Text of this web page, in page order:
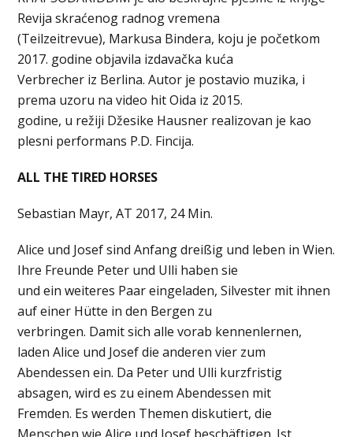
Revija skraćenog radnog vremena
(Teilzeitrevue), Markusa Bindera, koju je početkom
2017. godine objavila izdavačka kuća
Verbrecher iz Berlina. Autor je postavio muzika, i
prema uzoru na video hit Oida iz 2015.
godine, u režiji Džesike Hausner realizovan je kao
plesni performans P.D. Fincija.
ALL THE TIRED HORSES
Sebastian Mayr, AT 2017, 24 Min.
Alice und Josef sind Anfang dreißig und leben in Wien.
Ihre Freunde Peter und Ulli haben sie
und ein weiteres Paar eingeladen, Silvester mit ihnen
auf einer Hütte in den Bergen zu
verbringen. Damit sich alle vorab kennenlernen,
laden Alice und Josef die anderen vier zum
Abendessen ein. Da Peter und Ulli kurzfristig
absagen, wird es zu einem Abendessen mit
Fremden. Es werden Themen diskutiert, die